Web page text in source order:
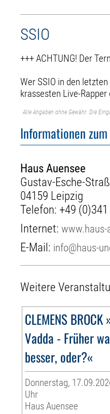
SSIO
+++ ACHTUNG! Der
Wer SSIO in den
krassesten Live-
Alle Angaben ohne Gewähr. Die
Informationen
Haus Auensee
Gustav-Esche-
04159 Leipzig
Telefon: +49
Internet:www.haus-
E-Mail: info@haus-
Weitere
CLEMENS BROCK
Vadda - Früher
besser, oder?«
Donnerstag,
Uhr
Haus Auensee